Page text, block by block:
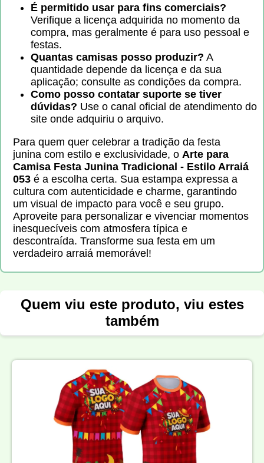
É permitido usar para fins comerciais?
Verifique a licença adquirida no momento da
compra, mas geralmente é para uso pessoal e
festas.
Quantas camisas posso produzir? A
quantidade depende da licença e da sua
aplicação; consulte as condições da compra.
Como posso contatar suporte se tiver
dúvidas? Use o canal oficial de atendimento do
site onde adquiriu o arquivo.
Para quem quer celebrar a tradição da festa
junina com estilo e exclusividade, o Arte para
Camisa Festa Junina Tradicional - Estilo Arraiá
053 é a escolha certa. Sua estampa expressa a
cultura com autenticidade e charme, garantindo
um visual de impacto para você e seu grupo.
Aproveite para personalizar e vivenciar momentos
inesquecíveis com atmosfera típica e
descontraída. Transforme sua festa em um
verdadeiro arraiá memorável!
Quem viu este produto, viu estes
também